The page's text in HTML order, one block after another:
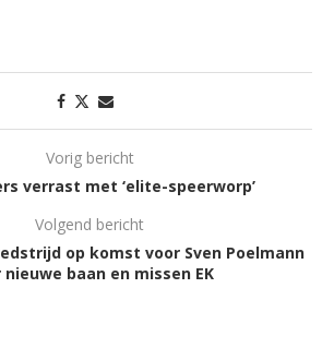
Vorig bericht
verrast met ‘elite-speerworp’
Volgend bericht
op komst voor Sven Poelmann
nieuwe baan en missen EK